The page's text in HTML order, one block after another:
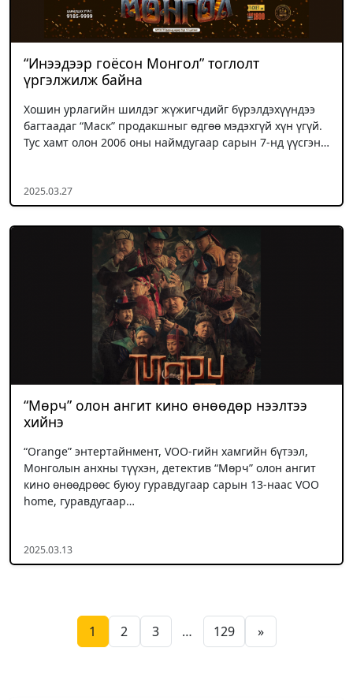
“Инээдээр гоёсон Монгол” тоглолт
үргэлжилж байна
Хошин урлагийн шилдэг жүжигчдийг бүрэлдэхүүндээ
багтаадаг “Маск” продакшныг өдгөө мэдэхгүй хүн үгүй.
Тус хамт олон 2006 оны наймдугаар сарын 7-нд үүсгэн…
2025.03.27
“Мөрч” олон ангит кино өнөөдөр нээлтээ
хийнэ
“Orange” энтертайнмент, VOO-гийн хамгийн бүтээл,
Монголын анхны түүхэн, детектив “Мөрч” олон ангит
кино өнөөдрөөс буюу гуравдугаар сарын 13-наас VOO
home, гуравдугаар…
2025.03.13
1 2 3 … 129 »